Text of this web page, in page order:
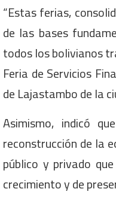
“Estas ferias,
de las bases
todos los bolivianos
Feria de Servicios
de Lajastambo de la
Asimismo, indicó
reconstrucción de la
público y privado
crecimiento y de